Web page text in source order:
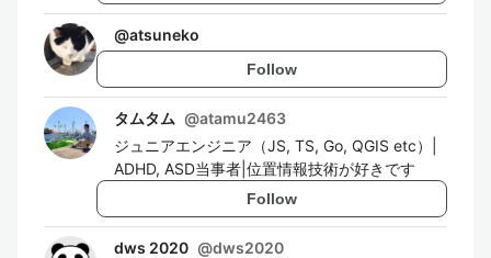
@atsuneko
Follow
タムタム @atamu2463
ジュニアエンジニア（JS, TS, Go, QGIS etc）|
ADHD, ASD当事者|位置情報技術が好きです
Follow
dws 2020 @dws2020